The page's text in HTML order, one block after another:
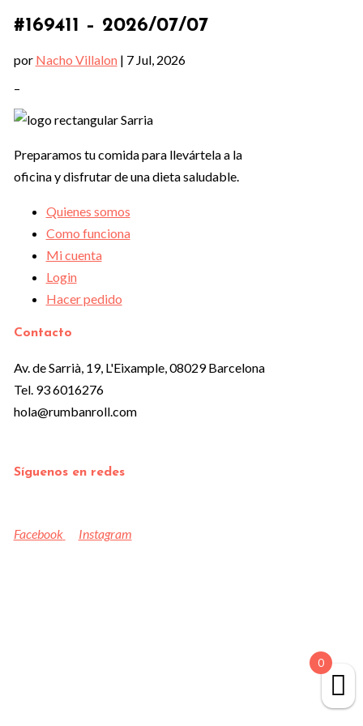
#169411 – 2026/07/07
por Nacho Villalon| 7 Jul, 2026
–
Preparamos tu comida para llevártela a la
oficina y disfrutar de una dieta saludable.
Quienes somos
Como funciona
Mi cuenta
Login
Hacer pedido
Contacto
Av. de Sarrià, 19, L'Eixample, 08029 Barcelona
Tel. 93 6016276
hola@rumbanroll.com
Síguenos en redes
Facebook Instagram
0